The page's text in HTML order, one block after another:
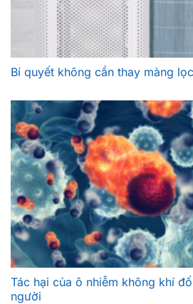
Bí quyết không cần thay màng
Tác hại của ô nhiễm không khí
người